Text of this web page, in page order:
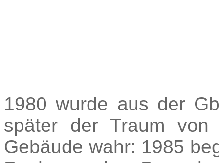
1980 wurde aus der
später der Traum
Gebäude wahr: 1985